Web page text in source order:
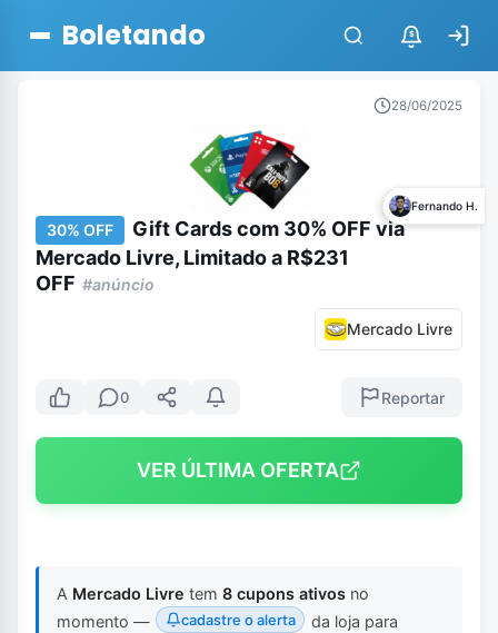
Boletando $
28/06/2025
Fernando H.
30% OFF
Gift Cards com 30% OFF via
Mercado Livre, Limitado a R$231
OFF #anúncio
Mercado Livre
0 Reportar
VER ÚLTIMA OFERTA
A Mercado Livre tem 8 cupons ativos no
momento —
cadastre o alerta
da loja para